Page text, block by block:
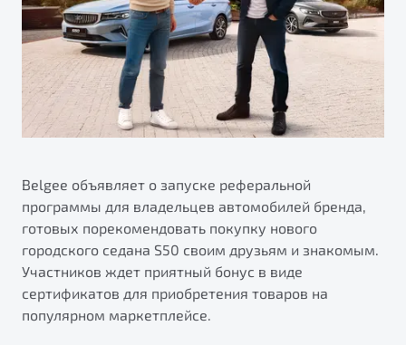
Яркий кроссовер
от 2 219 990 ₽*
S50
Автокредит
Трейд-ин
Страхование
Расчет КАСКО
ПОДДЕРЖКА
Гарантия Belgee
Belgee Линк
Belgee Клуб
Реферальная программа
Клиентская поддержка
Помощь на дорогах
О дилерском центре
Правовая информация
Belgee объявляет о запуске реферальной
программы для владельцев автомобилей бренда,
готовых порекомендовать покупку нового
городского седана S50 своим друзьям и знакомым.
Участников ждет приятный бонус в виде
сертификатов для приобретения товаров на
популярном маркетплейсе.